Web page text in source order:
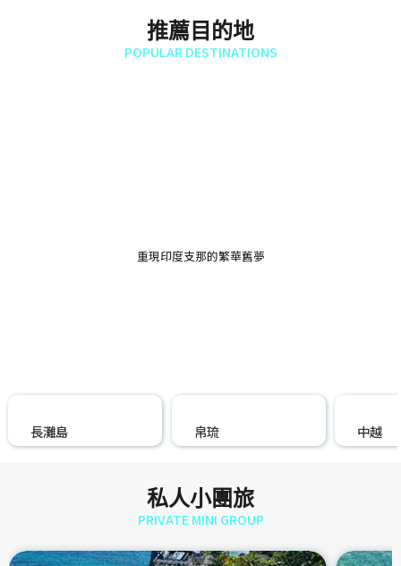
推薦目的地
POPULAR DESTINATIONS
重現印度支那的繁華舊夢
長灘島 帛琉 中越
私人小團旅
PRIVATE MINI GROUP